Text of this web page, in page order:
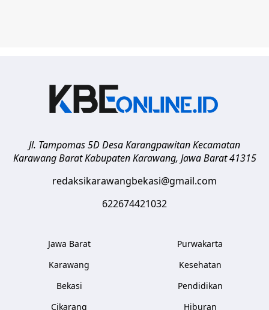
Jl. Tampomas 5D Desa Karangpawitan Kecamatan
Karawang Barat Kabupaten Karawang, Jawa Barat 41315
redaksikarawangbekasi@gmail.com
622674421032
Jawa Barat
Karawang
Bekasi
Cikarang
Purwakarta
Kesehatan
Pendidikan
Hiburan